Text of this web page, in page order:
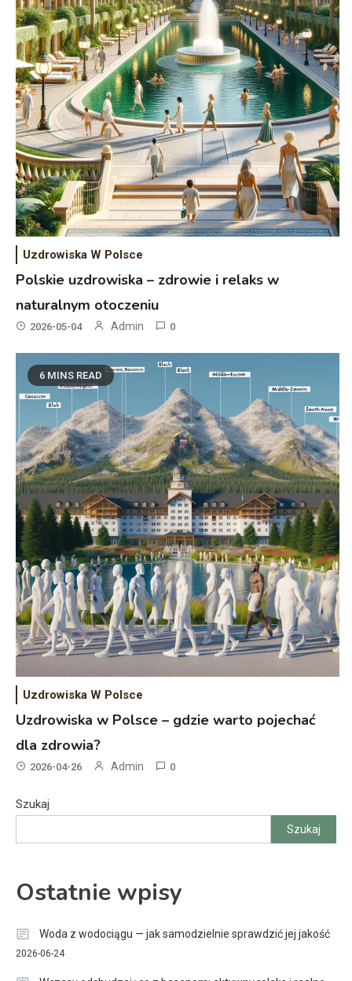
Uzdrowiska W Polsce
Polskie uzdrowiska – zdrowie i relaks w
naturalnym otoczeniu
2026-05-04 Admin 0
6 MINS READ
Uzdrowiska W Polsce
Uzdrowiska w Polsce – gdzie warto pojechać
dla zdrowia?
2026-04-26 Admin 0
Szukaj
Szukaj
Ostatnie wpisy
Woda z wodociągu — jak samodzielnie sprawdzić jej jakość
2026-06-24